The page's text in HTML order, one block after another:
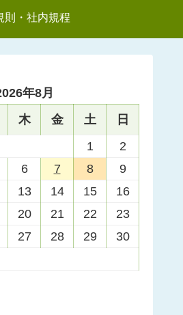
則・社内規程
年8月
木 金 土
日
1
2
6 7 8
9
13 14 15
16
20 21 22
23
27 28 29
30